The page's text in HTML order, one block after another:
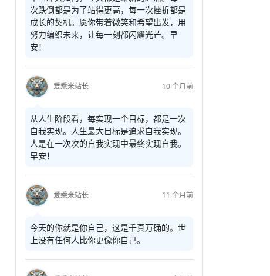
次跌倒都是为了站得更高，每一次挫折都是
成长的契机。愿你带着微笑和希望出发，用
努力编织未来，让每一刻都闪耀光芒。早
安！
爱乘米站长 10 个月前
从人生阶段看，每实现一个目标，都是一次
自我实现。人生最大目标是追求自我实现。
人是在一次次的自我实现中最终实现自我。
早安！
爱乘米站长 11 个月前
今天的你就是你自己，这是千真万确的。世
上没有任何人比你更像你自己。